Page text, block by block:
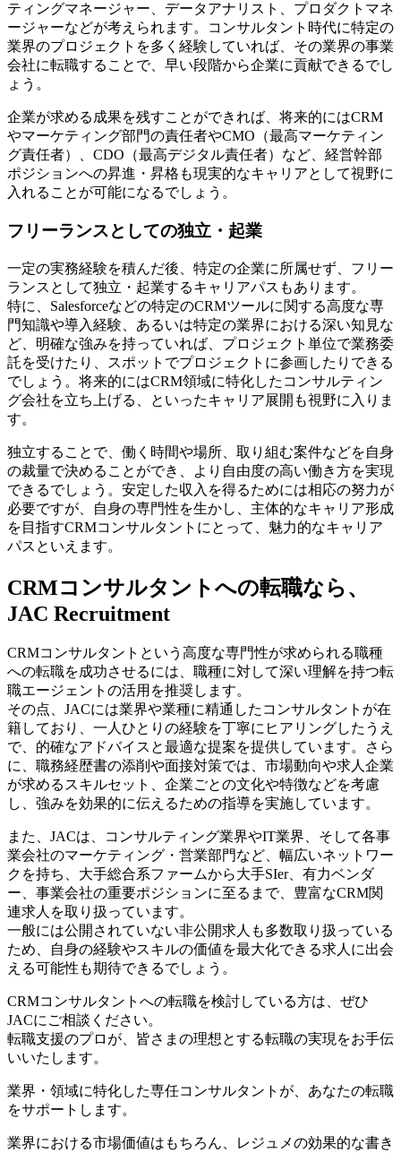
ティングマネージャー、データアナリスト、プロダクトマネ
ージャーなどが考えられます。コンサルタント時代に特定の
業界のプロジェクトを多く経験していれば、その業界の事業
会社に転職することで、早い段階から企業に貢献できるでし
ょう。
企業が求める成果を残すことができれば、将来的にはCRM
やマーケティング部門の責任者やCMO（最高マーケティン
グ責任者）、CDO（最高デジタル責任者）など、経営幹部
ポジションへの昇進・昇格も現実的なキャリアとして視野に
入れることが可能になるでしょう。
フリーランスとしての独立・起業
一定の実務経験を積んだ後、特定の企業に所属せず、フリー
ランスとして独立・起業するキャリアパスもあります。
特に、Salesforceなどの特定のCRMツールに関する高度な専
門知識や導入経験、あるいは特定の業界における深い知見な
ど、明確な強みを持っていれば、プロジェクト単位で業務委
託を受けたり、スポットでプロジェクトに参画したりできる
でしょう。将来的にはCRM領域に特化したコンサルティン
グ会社を立ち上げる、といったキャリア展開も視野に入りま
す。
独立することで、働く時間や場所、取り組む案件などを自身
の裁量で決めることができ、より自由度の高い働き方を実現
できるでしょう。安定した収入を得るためには相応の努力が
必要ですが、自身の専門性を生かし、主体的なキャリア形成
を目指すCRMコンサルタントにとって、魅力的なキャリア
パスといえます。
CRMコンサルタントへの転職なら、
JAC Recruitment
CRMコンサルタントという高度な専門性が求められる職種
への転職を成功させるには、職種に対して深い理解を持つ転
職エージェントの活用を推奨します。
その点、JACには業界や業種に精通したコンサルタントが在
籍しており、一人ひとりの経験を丁寧にヒアリングしたうえ
で、的確なアドバイスと最適な提案を提供しています。さら
に、職務経歴書の添削や面接対策では、市場動向や求人企業
が求めるスキルセット、企業ごとの文化や特徴などを考慮
し、強みを効果的に伝えるための指導を実施しています。
また、JACは、コンサルティング業界やIT業界、そして各事
業会社のマーケティング・営業部門など、幅広いネットワー
クを持ち、大手総合系ファームから大手SIer、有力ベンダ
ー、事業会社の重要ポジションに至るまで、豊富なCRM関
連求人を取り扱っています。
一般には公開されていない非公開求人も多数取り扱っている
ため、自身の経験やスキルの価値を最大化できる求人に出会
える可能性も期待できるでしょう。
CRMコンサルタントへの転職を検討している方は、ぜひ
JACにご相談ください。
転職支援のプロが、皆さまの理想とする転職の実現をお手伝
いいたします。
業界・領域に特化した専任コンサルタントが、 あなたの転職
をサポートします。
業界における市場価値はもちろん、
レジュメの効果的な書き